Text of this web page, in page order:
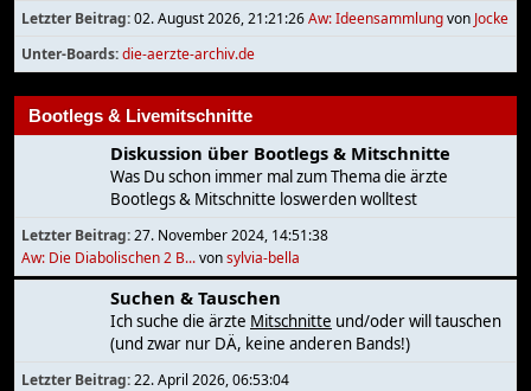
Letzter Beitrag:02. August 2026, 21:21:26Aw: Ideensammlungvon Jocke
Unter-Boards die-aerzte-archiv.de
Bootlegs & Livemitschnitte
Diskussion über Bootlegs & Mitschnitte
Was Du schon immer mal zum Thema die ärzte
Bootlegs & Mitschnitte loswerden wolltest
Letzter Beitrag:27. November 2024, 14:51:38
Aw: Die Diabolischen 2 B...vonsylvia-bella
Suchen & Tauschen
Ich suche die ärzte Mitschnitte und/oder will tauschen
(und zwar nur DÄ, keine anderen Bands!)
Letzter Beitrag:22. April 2026, 06:53:04